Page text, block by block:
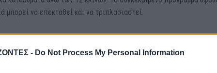
- Do Not Process My Personal Information
να επεκταθεί και να τριπλασιαστεί.
Φραγκάκη είναι το
55% αλλά με τη δέσμευση το κάθε επενδυτικό σχέδιο που
και αφορά τη χρηματοδότηση σχεδίων από 100 έως 400.000